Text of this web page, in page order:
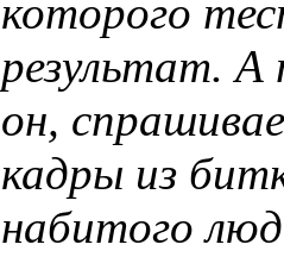
которого
результат. А
он,
кадры из
набитого